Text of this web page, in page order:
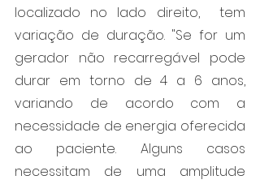
localizado no lado direito,  tem
variação de duração. "Se for um
gerador não recarregável pode
durar em torno de 4 a 6 anos,
variando de acordo com a
necessidade de energia oferecida
ao paciente. Alguns casos
necessitam de uma amplitude